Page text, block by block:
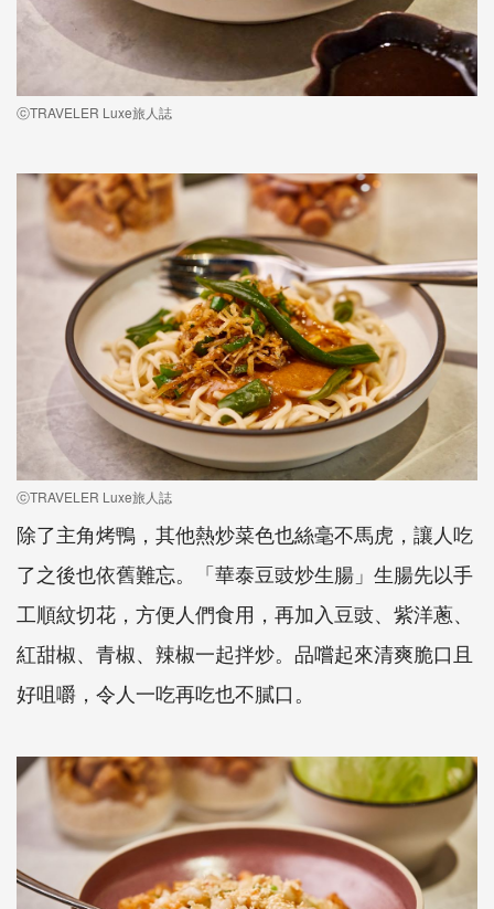
ⓒTRAVELER Luxe旅人誌
ⓒTRAVELER Luxe旅人誌
除了主角烤鴨，其他熱炒菜色也絲毫不馬虎，讓人吃
了之後也依舊難忘。「華泰豆豉炒生腸」生腸先以手
工順紋切花，方便人們食用，再加入豆豉、紫洋蔥、
紅甜椒、青椒、辣椒一起拌炒。品嚐起來清爽脆口且
好咀嚼，令人一吃再吃也不膩口。